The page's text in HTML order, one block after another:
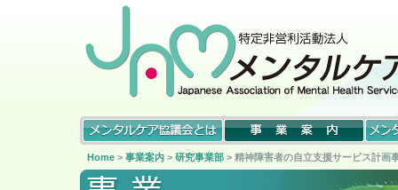
Home > 事業案内 > 研究事業部 > 精神障害者の自立支援サービス計画